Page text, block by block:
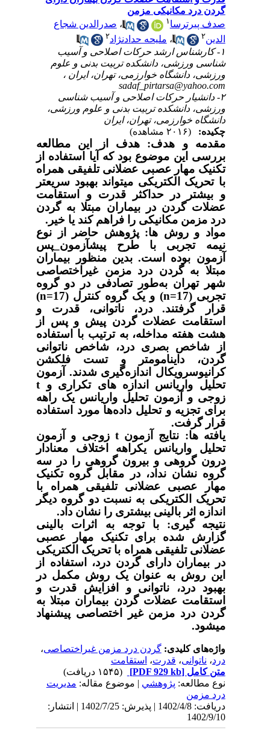
گردن درد مکانیکی مزمن
صدف پیرترسا
،صدرالدین شجاع
الدین
،ملیحه حدادنژاد ۲
۱- کارشناس ارشد حرکات اصلاحی و آسیب
شناسی ورزشی، دانشکده تربیت بدنی و علوم
ورزشی، دانشگاه خوارزمی، تهران، ایران ،
sadaf_pirtarsa@yahoo.com
۲- دانشیار حرکات اصلاحی و آسیب شناسی
ورزشی، دانشکده تربیت بدنی و علوم ورزشی،
دانشگاه خوارزمی، تهران، ایران
چکیده:
مقدمه و هدف: هدف از این مطالعه
بررسی این موضوع بود که آیا استفاده از
تکنیک مهار عصبی عضلانی تلفیقی همراه
با تحریک الکتریکی می­تواند بهبود سریعتر
و بیشتر در حداکثر قدرت و استقامت
عضلات گردن در بیماران مبتلا به گردن
درد مزمن مکانیکی را فراهم کند یا خیر.
مواد و روش ها: پژوهش حاضر از نوع
نیمه تجربی با طرح پیش­آزمون_پس
آزمون بوده است. بدین منظور بیماران
مبتلا به گردن درد مزمن غیراختصاصی
شهر تهران به‌طور تصادفی در دو گروه‌
تجربی (17=
n) و یک گروه کنترل (17= n
)
قرار گرفتند. درد، ناتوانی، قدرت و
استقامت عضلات گردن پیش و پس از
هشت هفته مداخله، به ترتیب با استفاده
از شاخص بصری درد، شاخص ناتوانی
گردن، داینامومتر و تست فلکشن
کرانیوسرویکال ‌اندازه‌گیری شدند. آزمون
تحلیل واریانس اندازه های تکراری وt
زوجی و آزمون تحلیل واریانس یک راهه
برای تجزیه و تحلیل داده‌ها مورد استفاده
قرار گرفت.
یافته ها: نتایج آزمونt زوجی و آزمون
تحلیل واریانس یکراهه اختلاف معنادار
درون گروهی و بیرون گروهی را در سه
گروه نشان نداد، در مقابل گروه تکنیک
مهار عصبی عضلانی تلفیقی همراه با
تحریک الکتریکی به نسبت دو گروه دیگر
اندازه اثر بالینی بیشتری را نشان داد.
نتیجه
گیری:
با توجه به اثرات بالینی
گزارش شده برای تکنیک مهار عصبی
عضلانی تلفیقی همراه با تحریک الکتریکی
در بیماران دارای گردن درد، استفاده از
این روش به عنوان یک روش مکمل در
بهبود درد، ناتوانی و افزایش قدرت و
استقامت عضلات گردن بیماران مبتلا به
گردن درد مزمن غیر اختصاصی پیشنهاد
می­شود.
واژه‌های کلیدی:گردن درد مزمن غیراختصاصی،
درد ،ناتوانی،قدرت،استقامت
متن کامل[PDF 929 kb]
نوع مطالعه:پژوهشي| موضوع مقاله:مديريت
درد مزمن
دریافت: 1402/4/8 | پذیرش: 1402/7/25 | انتشار:
1402/9/10